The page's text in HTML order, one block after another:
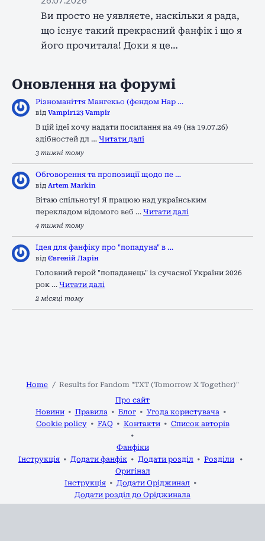
Ви просто не уявляєте, наскільки я рада,
що існує такий прекрасний фанфік і що я
його прочитала! Доки я це…
Оновлення на форумі
Різноманіття Мангекьо (фендом Нар …
від Vampir123 Vampir
В цій ідеї хочу надати посилання на 49 (на 19.07.26)
здібностей дл … Читати далі
3 тижні тому
Обговорення та пропозиції щодо пе …
від Artem Markin
Вітаю спільноту! Я працюю над українським
перекладом відомого веб … Читати далі
4 тижні тому
Ідея для фанфіку про "попадуна" в …
від Євгеній Ларін
Головний герой "попаданець" із сучасної України 2026
рок … Читати далі
2 місяці тому
Home
Results for Fandom "TXT (Tomorrow X Together)"
Про сайт
Новини
Правила Блог
Угода користувача
Cookie policy
FAQ Контакти Список авторів
Фанфіки
Інструкція
Додати фанфік Додати розділ
Розділи
Оригінал
Інструкція
Додати Оріджинал
Додати розділ до Оріджинала